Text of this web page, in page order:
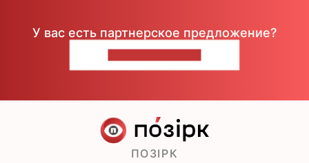
У вас есть партнерское предложение?
ПОЗІРК